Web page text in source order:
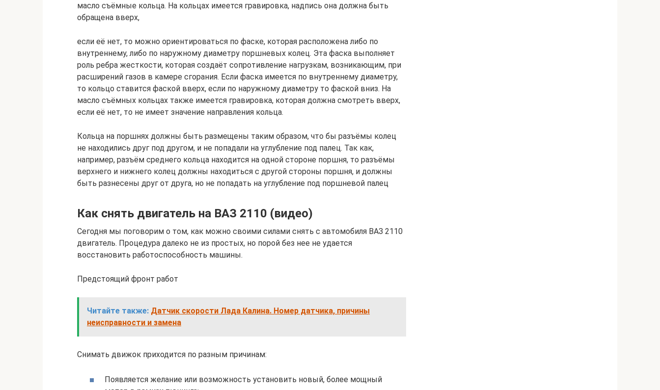
масло съёмные кольца. На кольцах имеется гравировка, надпись она должна быть
обращена вверх,
если её нет, то можно ориентироваться по фаске, которая расположена либо по
внутреннему, либо по наружному диаметру поршневых колец. Эта фаска выполняет
роль ребра жесткости, которая создаёт сопротивление нагрузкам, возникающим, при
расширений газов в камере сгорания. Если фаска имеется по внутреннему диаметру,
то кольцо ставится фаской вверх, если по наружному диаметру то фаской вниз. На
масло съёмных кольцах также имеется гравировка, которая должна смотреть вверх,
если её нет, то не имеет значение направления кольца.
Кольца на поршнях должны быть размещены таким образом, что бы разъёмы колец
не находились друг под другом, и не попадали на углубление под палец. Так как,
например, разъём среднего кольца находится на одной стороне поршня, то разъёмы
верхнего и нижнего колец должны находиться с другой стороны поршня, и должны
быть разнесены друг от друга, но не попадать на углубление под поршневой палец
Как снять двигатель на ВАЗ 2110 (видео)
Сегодня мы поговорим о том, как можно своими силами снять с автомобиля ВАЗ 2110
двигатель. Процедура далеко не из простых, но порой без нее не удается
восстановить работоспособность машины.
Предстоящий фронт работ
Читайте также: Датчик скорости Лада Калина. Номер датчика, причины
неисправности и замена
Снимать движок приходится по разным причинам:
Появляется желание или возможность установить новый, более мощный